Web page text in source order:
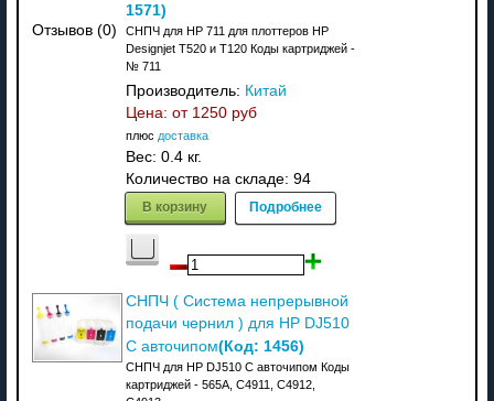
Отзывов (0)
1571)
СНПЧ для HP 711 для плоттеров HP
Designjet T520 и T120 Коды картриджей -
№ 711
Производитель: Китай
Цена: от 1250 руб
плюс доставка
Вес: 0.4 кг.
Количество на складе: 94
В корзину Подробнее
СНПЧ ( Система непрерывной
подачи чернил ) для HP DJ510
C авточипом(Код: 1456)
СНПЧ для HP DJ510 C авточипом Коды
картриджей - 565A, C4911, C4912,